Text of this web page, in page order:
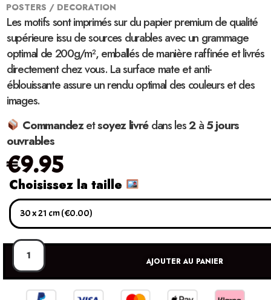
POSTERS / DECORATION
Les motifs sont imprimés sur du papier premium de qualité
supérieure issu de sources durables avec un grammage
optimal de 200g/m², emballés de manière raffinée et livrés
directement chez vous. La surface mate et anti-
éblouissante assure un rendu optimal des couleurs et des
images.
Commandezetsoyez livrédans les2à5 jours
ouvrables
€9.95
Choisissez la taille
AJOUTER AU PANIER